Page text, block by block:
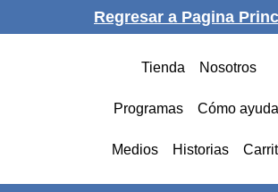
Regresar a Pagina
Tienda Nosotros
Programas Cómo
Medios Historias